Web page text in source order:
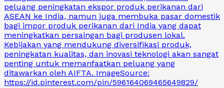
peluang peningkatan ekspor produk perikanan dari
ASEAN ke India, namun juga membuka pasar domestik
bagi impor produk perikanan dari India yang dapat
meningkatkan persaingan bagi produsen lokal.
Kebijakan yang mendukung diversifikasi produk,
peningkatan kualitas, dan inovasi teknologi akan sangat
penting untuk memanfaatkan peluang yang
ditawarkan oleh AIFTA. ImageSource:
https://id.pinterest.com/pin/596164069465649829/